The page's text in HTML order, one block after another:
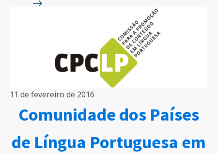
11 de fevereiro de 2016
Comunidade dos Países
de Língua Portuguesa em